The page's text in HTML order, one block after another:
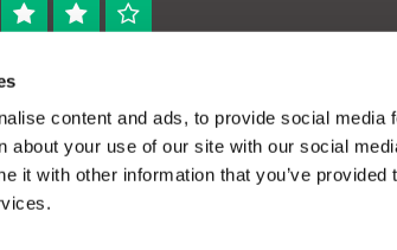
content and ads, to provide social media
about your use of our site with our social
it with other information that you’ve provided
verleend worden en zijn enkel ter
voor het toepassen van eventuele